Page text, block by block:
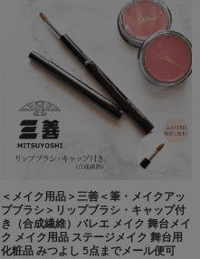
＜メイク用品＞三善＜筆・メイクアッ
プブラシ＞リップブラシ・キャップ付
き（合成繊維）バレエ メイク 舞台メイ
ク メイク用品 ステージメイク 舞台用
化粧品 みつよし 5点までメール便可